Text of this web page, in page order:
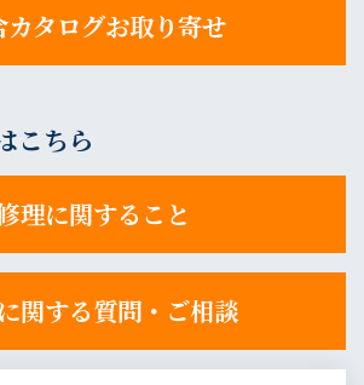
カタログお取り寄せ
こちら
理に関すること
関する質問・ご相談